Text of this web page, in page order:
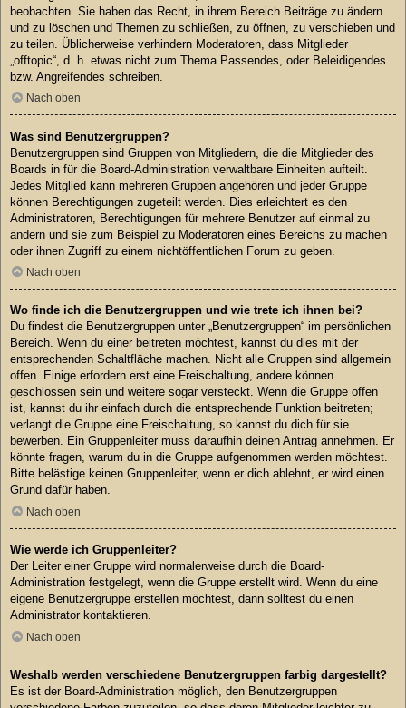
beobachten. Sie haben das Recht, in ihrem Bereich Beiträge zu ändern
und zu löschen und Themen zu schließen, zu öffnen, zu verschieben und
zu teilen. Üblicherweise verhindern Moderatoren, dass Mitglieder
„offtopic“, d. h. etwas nicht zum Thema Passendes, oder Beleidigendes
bzw. Angreifendes schreiben.
Nach oben
Was sind Benutzergruppen?
Benutzergruppen sind Gruppen von Mitgliedern, die die Mitglieder des
Boards in für die Board-Administration verwaltbare Einheiten aufteilt.
Jedes Mitglied kann mehreren Gruppen angehören und jeder Gruppe
können Berechtigungen zugeteilt werden. Dies erleichtert es den
Administratoren, Berechtigungen für mehrere Benutzer auf einmal zu
ändern und sie zum Beispiel zu Moderatoren eines Bereichs zu machen
oder ihnen Zugriff zu einem nichtöffentlichen Forum zu geben.
Nach oben
Wo finde ich die Benutzergruppen und wie trete ich ihnen bei?
Du findest die Benutzergruppen unter „Benutzergruppen“ im persönlichen
Bereich. Wenn du einer beitreten möchtest, kannst du dies mit der
entsprechenden Schaltfläche machen. Nicht alle Gruppen sind allgemein
offen. Einige erfordern erst eine Freischaltung, andere können
geschlossen sein und weitere sogar versteckt. Wenn die Gruppe offen
ist, kannst du ihr einfach durch die entsprechende Funktion beitreten;
verlangt die Gruppe eine Freischaltung, so kannst du dich für sie
bewerben. Ein Gruppenleiter muss daraufhin deinen Antrag annehmen. Er
könnte fragen, warum du in die Gruppe aufgenommen werden möchtest.
Bitte belästige keinen Gruppenleiter, wenn er dich ablehnt, er wird einen
Grund dafür haben.
Nach oben
Wie werde ich Gruppenleiter?
Der Leiter einer Gruppe wird normalerweise durch die Board-
Administration festgelegt, wenn die Gruppe erstellt wird. Wenn du eine
eigene Benutzergruppe erstellen möchtest, dann solltest du einen
Administrator kontaktieren.
Nach oben
Weshalb werden verschiedene Benutzergruppen farbig dargestellt?
Es ist der Board-Administration möglich, den Benutzergruppen